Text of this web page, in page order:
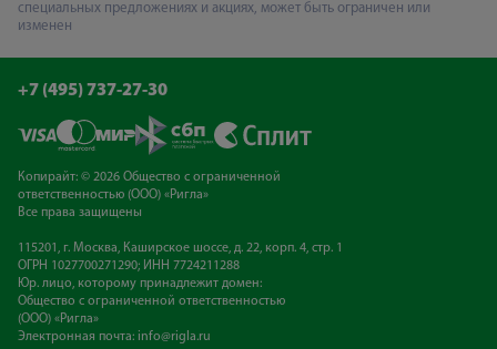
специальных предложениях и акциях, может быть ограничен или
изменен
+7 (495) 737-27-30
Копирайт: © 2026 Общество с ограниченной
ответственностью (ООО) «Ригла»
Все права защищены
115201, г. Москва, Каширское шоссе, д. 22, корп. 4, стр. 1
ОГРН 1027700271290; ИНН 7724211288
Юр. лицо, которому принадлежит домен:
Общество с ограниченной ответственностью
(ООО) «Ригла»
Электронная почта: info@rigla.ru